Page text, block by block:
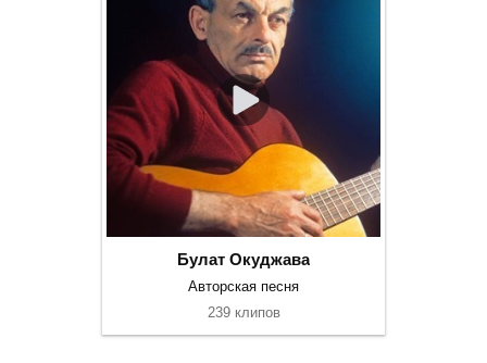
Булат Окуджава
Авторская песня
239 клипов